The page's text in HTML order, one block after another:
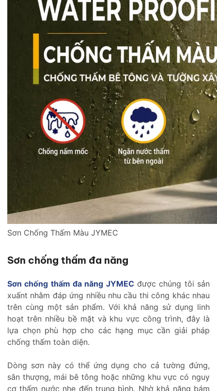
Sơn Chống Thấm Màu JYMEC
Sơn chống thấm đa năng
Sơn chống thấm đa năng JYMECđược chúng tôi sản
xuấnt nhằm đáp ứng nhiều nhu cầu thi công khác nhau
trên cùng một sản phẩm. Với khả năng sử dụng linh
hoạt trên nhiều bề mặt và khu vực công trình, đây là
lựa chọn phù hợp cho các hạng mục cần giải pháp
chống thấm toàn diện.
Dòng sơn này có thể ứng dụng cho cả tường đứng,
sân thượng, mái bê tông hoặc những khu vực có nguy
cơ thấm nước nhẹ đến trung bình. Nhờ khả năng bám